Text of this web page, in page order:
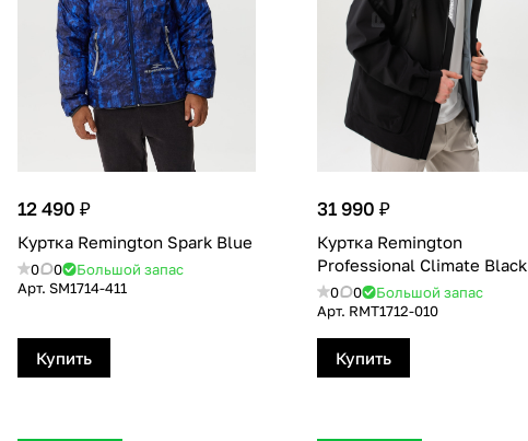
12 490 ₽
Куртка Remington Spark Blue
0 0
Большой запас
Арт. SM1714-411
Купить
31 990 ₽
Куртка Remington
Professional Сlimate Black
0 0
Большой запас
Арт. RMT1712-010
Купить